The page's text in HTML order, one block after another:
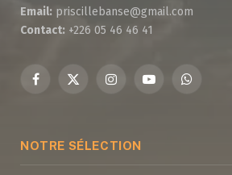
Email: priscillebanse@gmail.com
Contact: +226 05 46 46 41
Facebook
X
InstagramYouTubeWhatsApp
NOTRE SÉLECTION